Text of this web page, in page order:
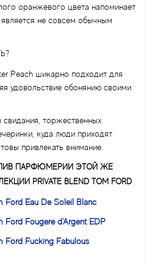
оранжевого цвета напоминает
не совсем обычным
Peach шикарно подходит для
удовольствие обонянию своими
торжественных
куда люди приходят
привлекать внимание.
ПАРФЮМЕРИИ ЭТОЙ ЖЕ
PRIVATE BLEND TOM FORD
Ford Eau De Soleil Blanc
Ford Fougere d'Argent EDP
Ford Fucking Fabulous